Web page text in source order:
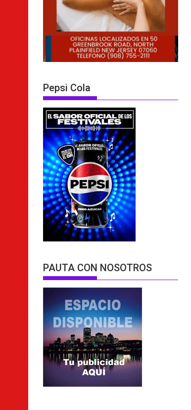
Pepsi Cola
PAUTA CON NOSOTROS